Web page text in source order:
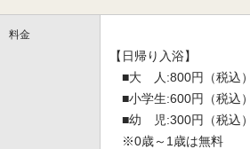
料金
【日帰り入浴】
■大 人:800円（税込）
■小学生:600円（税込）
■幼 児:300円（税込）
※0歳～1歳は無料